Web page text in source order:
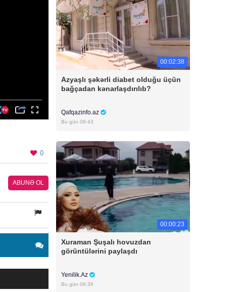
0
ABUNƏ OL
00:02:38
Azyaşlı şəkərli diabet olduğu üçün
bağçadan kənarlaşdırılıb?
Qafqazinfo.az
Bu gün 09:43
00:00:23
Xuraman Şuşalı hovuzdan
görüntülərini paylaşdı
Yenilik.Az
Bu gün 08:36